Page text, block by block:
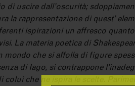
di uscire dall’oscurità;
la rappresentazione di quest’
ispirazioni un affresco
La materia poetica di
mondo che si affolla di figure
di Iago, si contrappone
colui che ne ispira le scelte.